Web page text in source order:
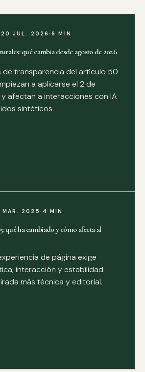
20 JUL. 2026·6 MIN
qué cambia desde agosto de 2026
de transparencia del artículo 50
a aplicarse el 2 de
afectan a interacciones con IA
sintéticos.
MAR. 2025 · 4 MIN
qué ha cambiado y cómo afecta al
de página exige
interacción y estabilidad
más técnica y editorial.